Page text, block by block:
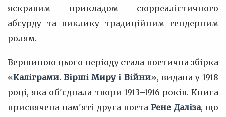
яскравим прикладом сюрреалістичного
абсурду та виклику традиційним гендерним
ролям.
Вершиною цього періоду стала поетична збірка
«Каліграми. Вірші Миру і Війни», видана у 1918
році, яка об'єднала твори 1913–1916 років. Книга
присвячена пам'яті друга поета Рене Даліза, що